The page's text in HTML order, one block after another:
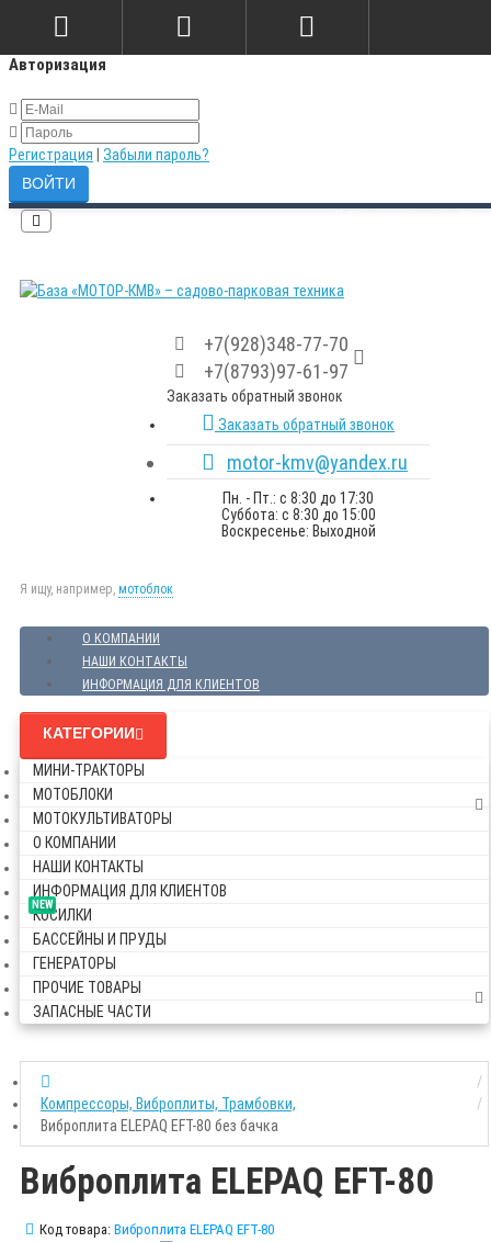
Авторизация
Регистрация Забыли пароль?
+7(928)348-77-70
+7(8793)97-61-97
Заказать обратный звонок
Заказать обратный звонок
motor-kmv@yandex.ru
Пн. - Пт.: с 8:30 до 17:30
Суббота: с 8:30 до 15:00
Воскресенье: Выходной
Я ищу, например, мотоблок
О КОМПАНИИ
НАШИ КОНТАКТЫ
ИНФОРМАЦИЯ ДЛЯ КЛИЕНТОВ
КАТЕГОРИИ
МИНИ-ТРАКТОРЫ
МОТОБЛОКИ
МОТОКУЛЬТИВАТОРЫ
О КОМПАНИИ
НАШИ КОНТАКТЫ
ИНФОРМАЦИЯ ДЛЯ КЛИЕНТОВ
NEW
КОСИЛКИ
БАССЕЙНЫ И ПРУДЫ
ГЕНЕРАТОРЫ
ПРОЧИЕ ТОВАРЫ
ЗАПАСНЫЕ ЧАСТИ
Компрессоры, Виброплиты, Трамбовки,
Виброплита ELEPAQ EFT-80 без бачка
Виброплита ELEPAQ EFT-80
Код товара: Виброплита ELEPAQ EFT-80